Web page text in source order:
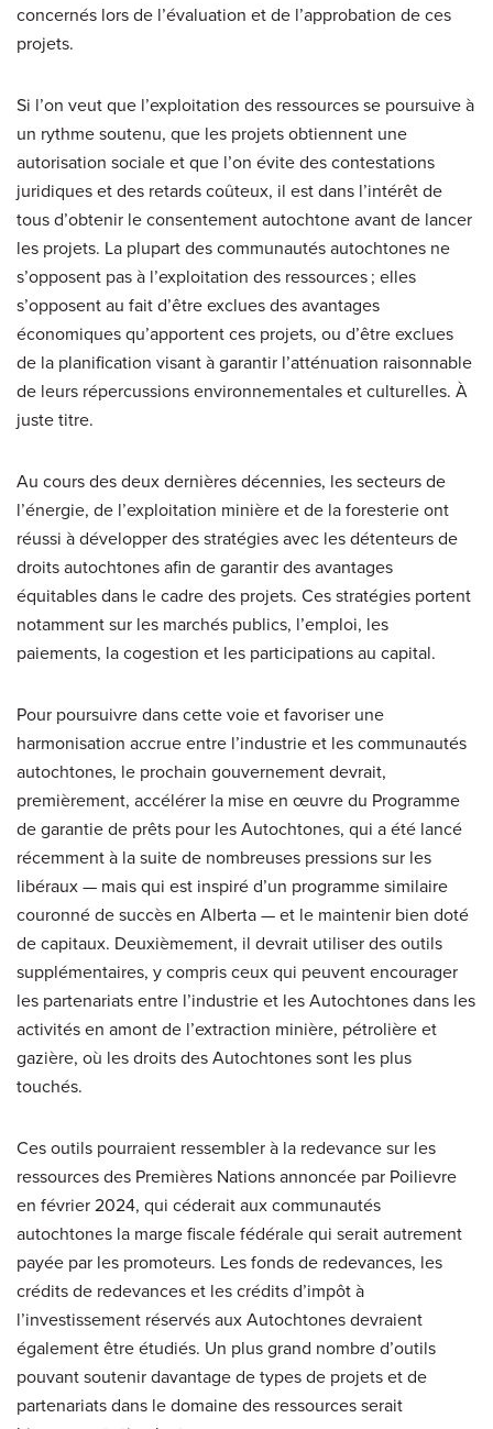
concernés lors de l’évaluation et de l’approbation de ces
projets.
Si l’on veut que l’exploitation des ressources se poursuive à
un rythme soutenu, que les projets obtiennent une
autorisation sociale et que l’on évite des contestations
juridiques et des retards coûteux, il est dans l’intérêt de
tous d’obtenir le consentement autochtone avant de lancer
les projets. La plupart des communautés autochtones ne
s’opposent pas à l’exploitation des ressources ; elles
s’opposent au fait d’être exclues des avantages
économiques qu’apportent ces projets, ou d’être exclues
de la planification visant à garantir l’atténuation raisonnable
de leurs répercussions environnementales et culturelles. À
juste titre.
Au cours des deux dernières décennies, les secteurs de
l’énergie, de l’exploitation minière et de la foresterie ont
réussi à développer des stratégies avec les détenteurs de
droits autochtones afin de garantir des avantages
équitables dans le cadre des projets. Ces stratégies portent
notamment sur les marchés publics, l’emploi, les
paiements, la cogestion et les participations au capital.
Pour poursuivre dans cette voie et favoriser une
harmonisation accrue entre l’industrie et les communautés
autochtones, le prochain gouvernement devrait,
premièrement, accélérer la mise en œuvre du Programme
de garantie de prêts pour les Autochtones, qui a été lancé
récemment à la suite de nombreuses pressions sur les
libéraux — mais qui est inspiré d’un programme similaire
couronné de succès en Alberta — et le maintenir bien doté
de capitaux. Deuxièmement, il devrait utiliser des outils
supplémentaires, y compris ceux qui peuvent encourager
les partenariats entre l’industrie et les Autochtones dans les
activités en amont de l’extraction minière, pétrolière et
gazière, où les droits des Autochtones sont les plus
touchés.
Ces outils pourraient ressembler à la redevance sur les
ressources des Premières Nations annoncée par Poilievre
en février 2024, qui céderait aux communautés
autochtones la marge fiscale fédérale qui serait autrement
payée par les promoteurs. Les fonds de redevances, les
crédits de redevances et les crédits d’impôt à
l’investissement réservés aux Autochtones devraient
également être étudiés. Un plus grand nombre d’outils
pouvant soutenir davantage de types de projets et de
partenariats dans le domaine des ressources serait